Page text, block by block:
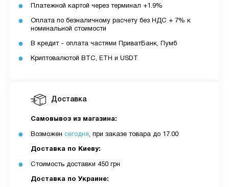
Доставка
Самовывоз из магазина:
Возможен сегодня, при заказе товара до 17.00
Доставка по Киеву:
Стоимость доставки 450 грн
Доставка по Украине:
Платежной картой через терминал +1.9%
Оплата по безналичному расчету без НДС + 7% к
номинальной стоимости
В кредит - оплата частями ПриватБанк, Пумб
Криптовалютой BTC, ETH и USDT